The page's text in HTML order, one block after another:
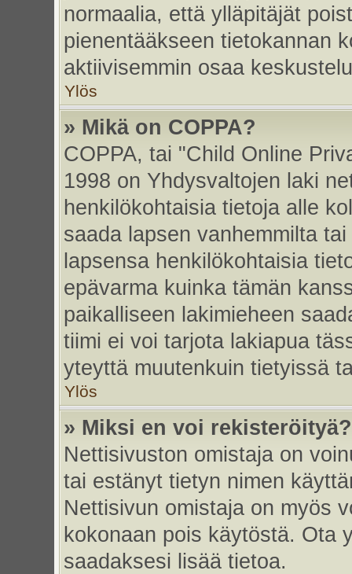
normaalia, että ylläpitäjät
pienentääkseen tietokannan
aktiivisemmin osaa
Ylös
» Mikä on COPPA?
COPPA, tai "Child Online
1998 on Yhdysvaltojen laki
henkilökohtaisia tietoja alle
saada lapsen vanhemmilta
lapsensa henkilökohtaisia
epävarma kuinka tämän
paikalliseen lakimieheen
tiimi ei voi tarjota lakiapua
yteyttä muutenkuin tietyissä
Ylös
» Miksi en voi rekisteröityä?
Nettisivuston omistaja on
tai estänyt tietyn nimen
Nettisivun omistaja on myös
kokonaan pois käytöstä. Ota
saadaksesi lisää tietoa.